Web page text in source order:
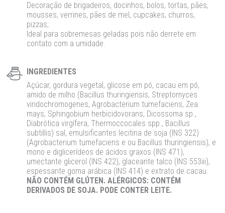
Decoração de brigadeiros, docinhos, bolos, tortas, pães,
mousses, verrines, pães de mel, cupcakes, churros,
pizzas;
Ideal para sobremesas geladas pois não derrete em
contato com a umidade.
INGREDIENTES
Açúcar, gordura vegetal, glicose em pó, cacau em pó,
amido de milho (Bacillus thuringiensis, Streptomyces
viridochromogenes, Agrobacterium tumefaciens, Zea
mays, Sphingobium herbicidovorans, Dicossoma sp.,
Diabrótica virgífera, Thermoccocales spp., Bacillus
subtillis) sal, emulsificantes lecitina de soja (INS 322)
(Agrobacterium tumefaciens e ou Bacillus thuringiensis), e
mono e diglicerídeos de ácidos graxos (INS 471),
umectante glicerol (INS 422), glaceante talco (INS 553iii),
espessante goma arábica (INS 414) e extrato de cacau.
NÃO CONTÉM GLÚTEN. ALÉRGICOS: CONTÉM
DERIVADOS DE SOJA. PODE CONTER LEITE.